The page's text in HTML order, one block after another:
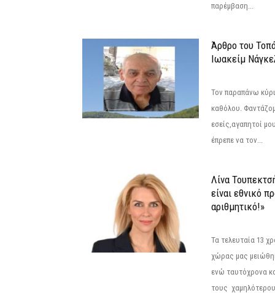
παρέμβαση...
Άρθρο του
Ιωακείμ
Τον παραπάνω
καθόλου.
εσείς,αγαπητοί
έπρεπε να τον...
Λίνα
είναι εθνικό
αριθμητικό!»
Τα τελευταία 13
χώρας μας
ενώ ταυτόχρονα
τους